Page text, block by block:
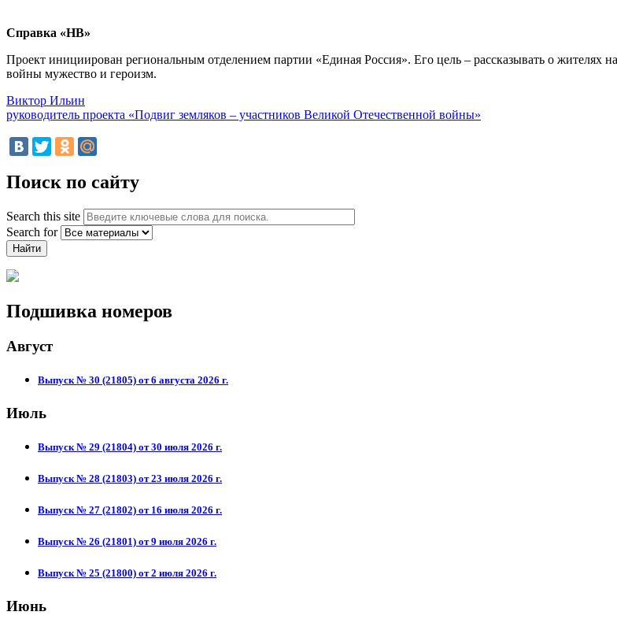
Справка «НВ»
Проект инициирован региональным отделением партии «Единая Россия». Его цель – рассказывать о жителях
войны мужество и героизм.
Виктор Ильин
руководитель проекта «Подвиг земляков – участников Великой Отечественной войны»
Поиск по сайту
Search this site
Search for
Подшивка номеров
Август
Выпуск № 30 (21805) от 6 августа 2026 г.
Июль
Выпуск № 29 (21804) от 30 июля 2026 г.
Выпуск № 28 (21803) от 23 июля 2026 г.
Выпуск № 27 (21802) от 16 июля 2026 г.
Выпуск № 26 (21801) от 9 июля 2026 г.
Выпуск № 25 (21800) от 2 июля 2026 г.
Июнь